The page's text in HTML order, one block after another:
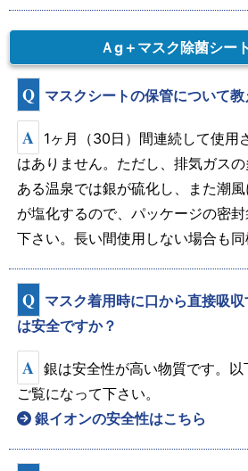
Ａg＋マスク除菌シー
Q マスクシートの保管について
A
1ヶ月（30日）間連続して使用
はありません。ただし、排気ガス
ある温泉では銀が硫化し、また潮
が塩化するので、パッケージの密
下さい。長い間使用しない場合も同
Q
マスク着用時に口から直接吸
は安全ですか？
A 銀は安全性が高い物質です。
ご覧になって下さい。
銀イオンの安全性はこちら